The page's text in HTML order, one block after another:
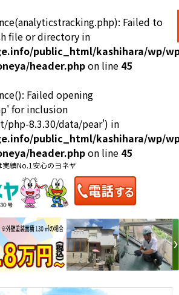
Failed to
file or directory in
public_html/kashihara/wp/
header.phpon line 45
Failed opening
for inclusion
php-8.3.30/data/pear') in
public_html/kashihara/wp/
header.phpon line 45
績No.1安心のヨネヤ
会社案内
お問い合わせ
お見積り
地域の事例がいっぱい
ヨネヤの施工実績
お客様の声